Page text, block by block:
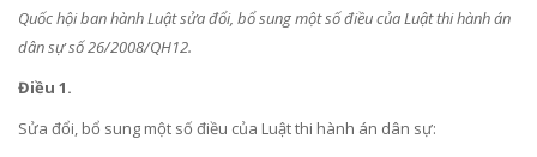
Quốc hội ban hành Luật sửa đổi, bổ sung một số điều của Luật thi hành án
dân sự số 26/2008/QH12.
Điều 1.
Sửa đổi, bổ sung một số điều của Luật thi hành án dân sự: